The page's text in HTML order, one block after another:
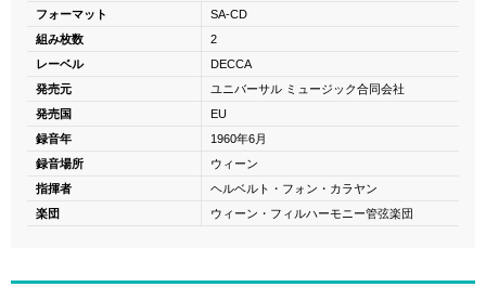
フォーマット
SA-CD
組み枚数
2
レーベル
DECCA
発売元
ユニバーサル ミュージック合同会社
発売国
EU
録音年
1960年6月
録音場所
ウィーン
指揮者
ヘルベルト・フォン・カラヤン
楽団
ウィーン・フィルハーモニー管弦楽団